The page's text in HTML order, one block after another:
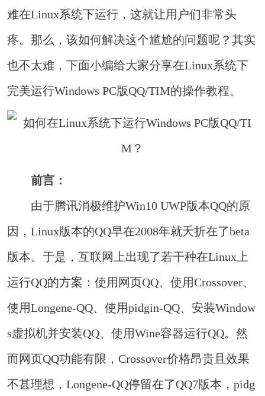
难在Linux系统下运行，这就让用户们非常头
疼。那么，该如何解决这个尴尬的问题呢？其实
也不太难，下面小编给大家分享在Linux系统下
完美运行Windows PC版QQ/TIM的操作教程。
前言：
由于腾讯消极维护Win10 UWP版本QQ的原
因，Linux版本的QQ早在2008年就夭折在了beta
版本。于是，互联网上出现了若干种在Linux上
运行QQ的方案：使用网页QQ、使用Crossover、
使用Longene-QQ、使用pidgin-QQ、安装Window
s虚拟机并安装QQ、使用Wine容器运行QQ。然
而网页QQ功能有限，Crossover价格昂贵且效果
不甚理想，Longene-QQ停留在了QQ7版本，pidg